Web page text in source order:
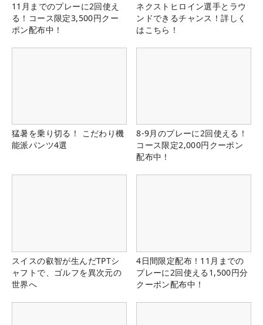
11月までのプレーに2回使え
る！コース限定3,500円クー
ポン配布中！
ネクストヒロイン選手とラウ
ンドできるチャンス！詳しく
はこちら！
猛暑を乗り切る！ こだわり機
能派パンツ4選
8-9月のプレーに2回使える！
コース限定2,000円クーポン
配布中！
スイスの叡智が生んだTPTシ
ャフトで、ゴルフを異次元の
世界へ
4日間限定配布！11月までの
プレーに2回使える1,500円分
クーポン配布中！